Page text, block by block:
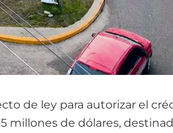
de ley para autorizar el
millones de dólares,